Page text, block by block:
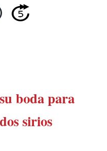
bodapara
sirios